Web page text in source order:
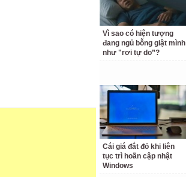
Vì sao có hiện tượng
đang ngủ bỗng giật mình
như "rơi tự do”?
Cái giá đắt đỏ khi liên
tục trì hoãn cập nhật
Windows